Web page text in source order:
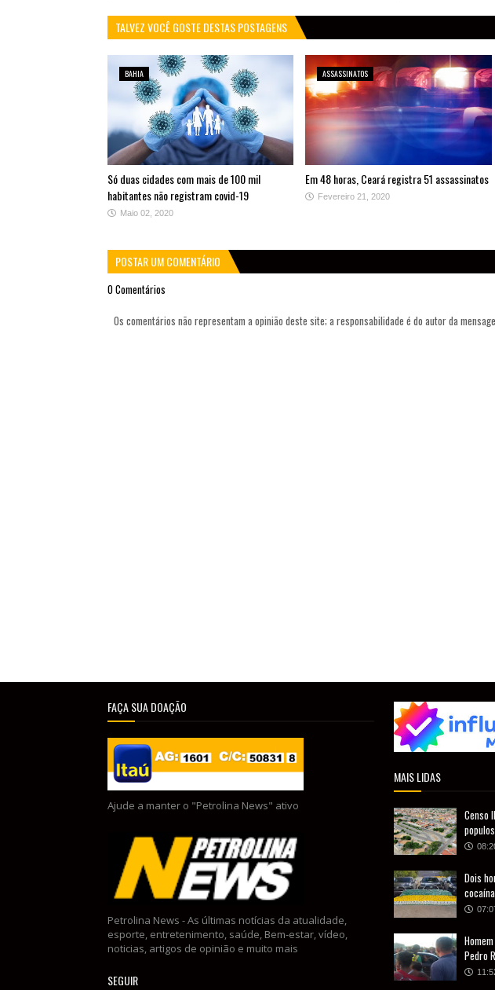
TALVEZ VOCÊ GOSTE DESTAS POSTAGENS
BAHIA
Só duas cidades com mais de 100 mil
habitantes não registram covid-19
Maio 02, 2020
ASSASSINATOS
Em 48 horas, Ceará registra 51 assassinatos
Fevereiro 21, 2020
POSTAR UM COMENTÁRIO
0 Comentários
Os comentários não representam a opinião deste site; a responsabilidade é do autor da
FAÇA SUA DOAÇÃO
Ajude a manter o "Petrolina News" ativo
Petrolina News - As últimas notícias da atualidade,
esporte, entretenimento, saúde, Bem-estar, vídeo,
noticias, artigos de opinião e muito mais
SEGUIR
MAIS LIDAS
Censo
Dois
Pedro